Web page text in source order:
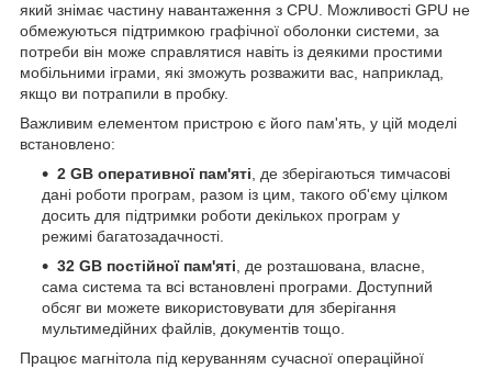
який знімає частину навантаження з CPU. Можливості GPU не
обмежуються підтримкою графічної оболонки системи, за
потреби він може справлятися навіть із деякими простими
мобільними іграми, які зможуть розважити вас, наприклад,
якщо ви потрапили в пробку.
Важливим елементом пристрою є його пам'ять, у цій моделі
встановлено:
2 GB оперативної пам'яті , де зберігаються тимчасові
дані роботи програм, разом із цим, такого об'єму цілком
досить для підтримки роботи декількох програм у
режимі багатозадачності.
32 GB постійної пам'яті , де розташована, власне,
сама система та всі встановлені програми. Доступний
обсяг ви можете використовувати для зберігання
мультимедійних файлів, документів тощо.
Працює магнітола під керуванням сучасної операційної